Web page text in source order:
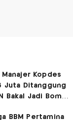
Manajer Kopdes
Juta Ditanggung
Bakal Jadi Bom
BBM Pertamina